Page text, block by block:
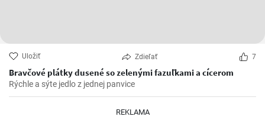
Uložiť Zdieľať 7
Bravčové plátky dusené so zelenými fazuľkami a cícerom
Rýchle a sýte jedlo z jednej panvice
REKLAMA